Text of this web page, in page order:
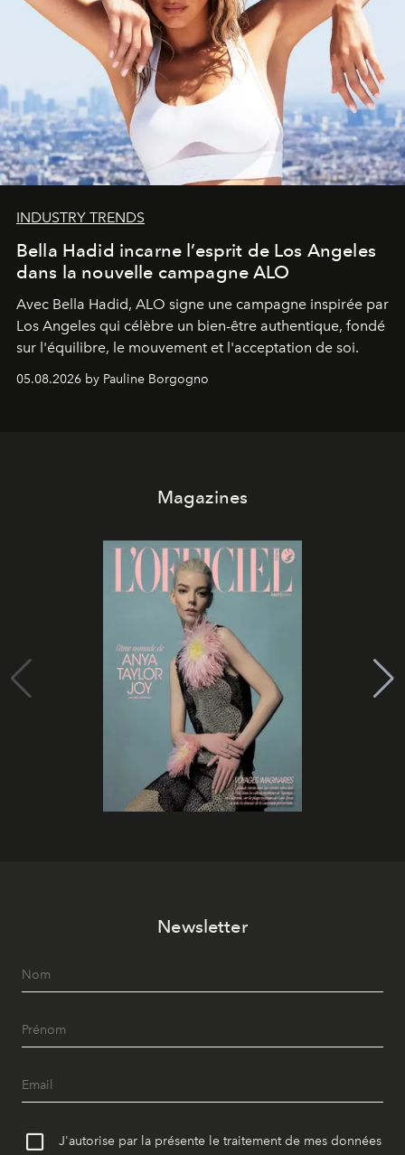
INDUSTRY TRENDS
Bella Hadid incarne l’esprit de Los Angeles
dans la nouvelle campagne ALO
Avec Bella Hadid, ALO signe une campagne inspirée par
Los Angeles qui célèbre un bien-être authentique, fondé
sur l'équilibre, le mouvement et l'acceptation de soi.
05.08.2026 by Pauline Borgogno
Magazines
Newsletter
J'autorise par la présente le traitement de mes données